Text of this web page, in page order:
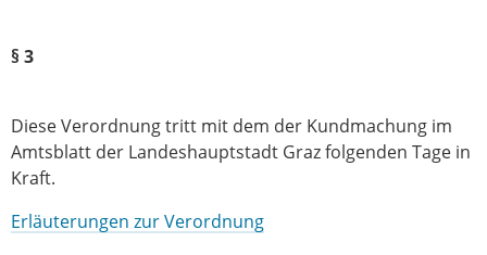
§ 3
Diese Verordnung tritt mit dem der Kundmachung im
Amtsblatt der Landeshauptstadt Graz folgenden Tage in
Kraft.
Erläuterungen zur Verordnung